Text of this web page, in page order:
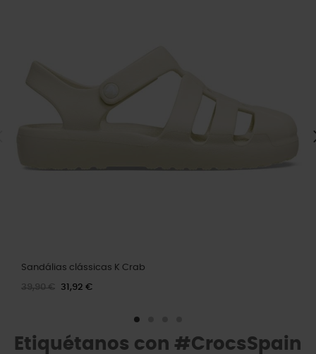
Sandálias clássicas K Crab
39,90 € 31,92 €
Etiquétanos con #CrocsSpain